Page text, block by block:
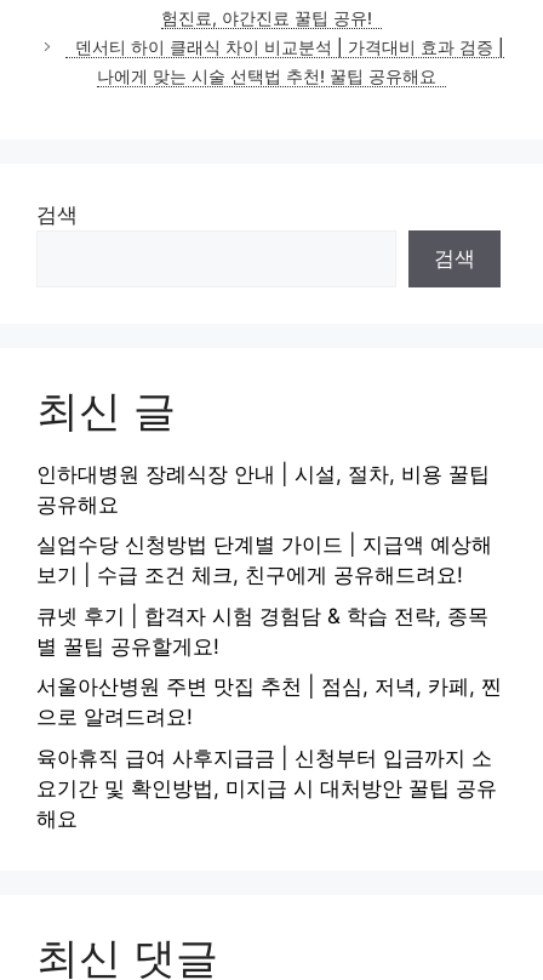
험진료, 야간진료 꿀팁 공유!
덴서티 하이 클래식 차이 비교분석 | 가격대비 효과 검증 |
나에게 맞는 시술 선택법 추천! 꿀팁 공유해요
검색
검색
최신 글
인하대병원 장례식장 안내 | 시설, 절차, 비용 꿀팁
공유해요
실업수당 신청방법 단계별 가이드 | 지급액 예상해
보기 | 수급 조건 체크, 친구에게 공유해드려요!
큐넷 후기 | 합격자 시험 경험담 & 학습 전략, 종목
별 꿀팁 공유할게요!
서울아산병원 주변 맛집 추천 | 점심, 저녁, 카페, 찐
으로 알려드려요!
육아휴직 급여 사후지급금 | 신청부터 입금까지 소
요기간 및 확인방법, 미지급 시 대처방안 꿀팁 공유
해요
최신 댓글